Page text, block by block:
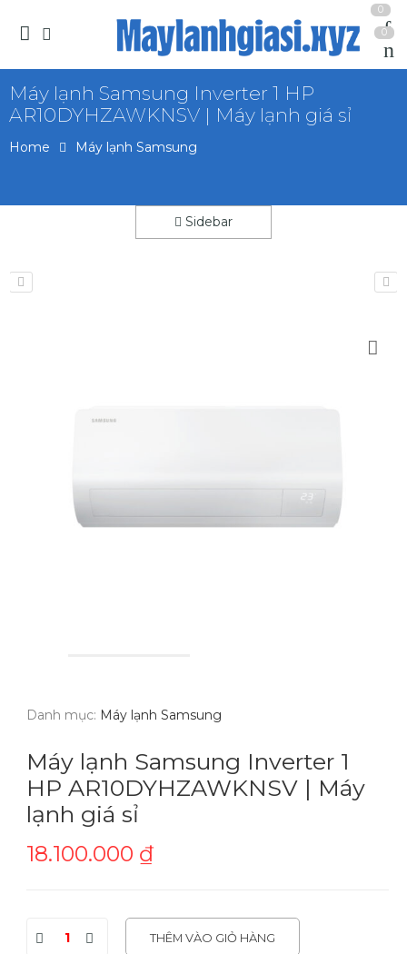
0
0
Máy lạnh Samsung Inverter 1 HP
AR10DYHZAWKNSV | Máy lạnh giá sỉ
Home Máy lạnh Samsung
Sidebar
Danh mục: Máy lạnh Samsung
Máy lạnh Samsung Inverter 1
HP AR10DYHZAWKNSV | Máy
lạnh giá sỉ
18.100.000 ₫
THÊM VÀO GIỎ HÀNG